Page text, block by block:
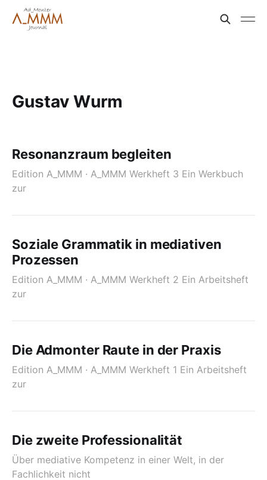
Gustav Wurm
Resonanzraum begleiten
Edition A_MMM · A_MMM Werkheft 3 Ein Werkbuch
zur
Soziale Grammatik in mediativen
Prozessen
Edition A_MMM · A_MMM Werkheft 2 Ein Arbeitsheft
zur
Die Admonter Raute in der Praxis
Edition A_MMM · A_MMM Werkheft 1 Ein Arbeitsheft
zur
Die zweite Professionalität
Über mediative Kompetenz in einer Welt, in der
Fachlichkeit nicht